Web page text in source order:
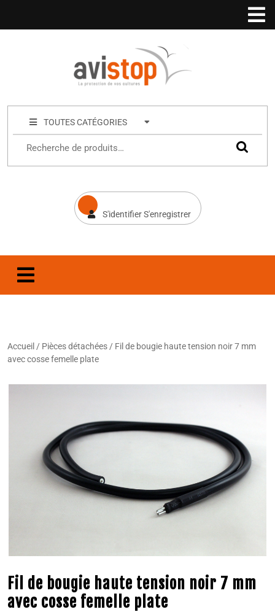
TOUTES CATÉGORIES
S'identifier S'enregistrer
Accueil / Pièces détachées / Fil de bougie haute tension noir 7 mm
avec cosse femelle plate
Fil de bougie haute tension noir 7 mm
avec cosse femelle plate